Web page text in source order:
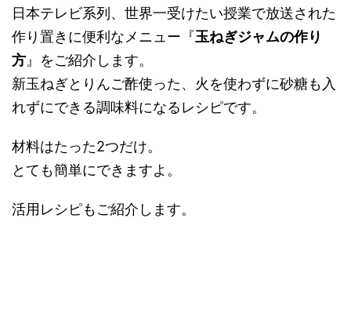
日本テレビ系列、世界一受けたい授業で放送された
作り置きに便利なメニュー『玉ねぎジャムの作り
方 』をご紹介します。
新玉ねぎとりんご酢使った、火を使わずに砂糖も入
れずにできる調味料になるレシピです。
材料はたった2つだけ。
とても簡単にできますよ。
活用レシピもご紹介します。